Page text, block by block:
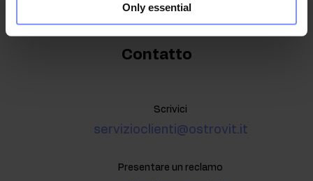
Only essential
Contatto
Scrivici
servizioclienti@ostrovit.it
Presentare un reclamo